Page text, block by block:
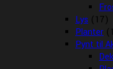
Lys (17)
Planter
Pynt til